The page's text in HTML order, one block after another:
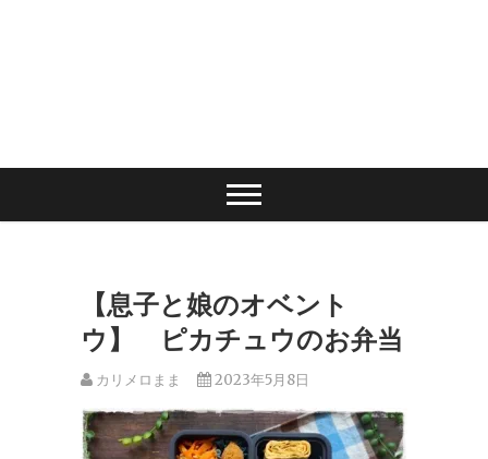
【息子と娘のオベント
ウ】 ピカチュウのお弁当
カリメロまま 2023年5月8日